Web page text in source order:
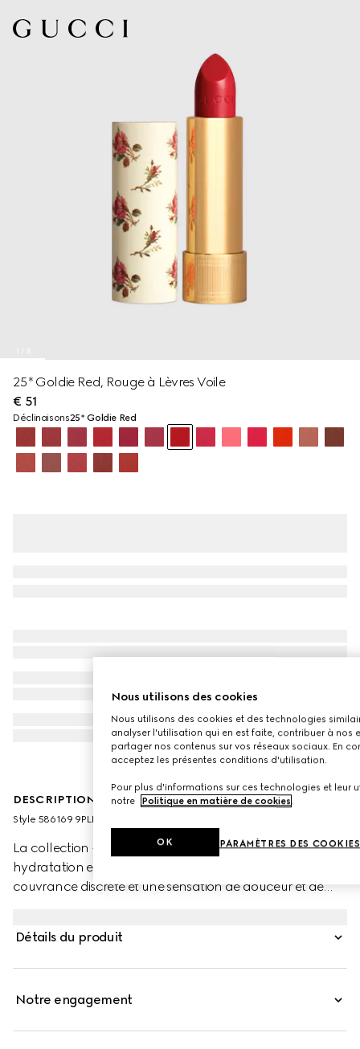
8
25* Goldie Red, Rouge à Lèvres Voile
€ 51
Déclinaisons25* Goldie Red
DESCRIPTION PRODUIT
Style ‎586169 9PLP8 9525
La collection « Rouge à Lèvres Voile » associe idéalement
hydratation et brillance. Ces rouges à lèvres offrent une
couvrance discrète et une sensation de douceur et de
audacieuses font écho à l’excentricité et à la liberté
individuelle. Ultime touche de raffinement, chaque rouge
Détails du produit
Notre engagement
Nous utilisons des cookies
Nous utilisons des cookies et des technologies
analyser l'utilisation qui en est faite, contribuer à nos
partager nos contenus sur vos réseaux sociaux. En
acceptez les présentes conditions d'utilisation.
Pour plus d'informations sur ces technologies et leur
notre
Politique en matière de cookies.
PARAMÈTRES DES COOKIES
OK